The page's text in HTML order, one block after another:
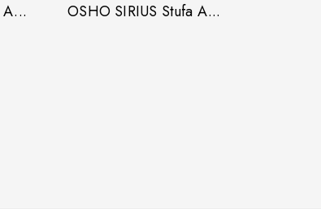
OSHO SIRIUS Stufa A...